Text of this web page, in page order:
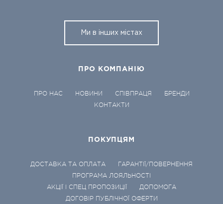
Ми в інших містах
ПРО КОМПАНІЮ
ПРО НАС НОВИНИ СПІВПРАЦЯ
БРЕНДИ
КОНТАКТИ
ПОКУПЦЯМ
ДОСТАВКА ТА ОПЛАТА
ГАРАНТІЇ/ПОВЕРНЕННЯ
ПРОГРАМА ЛОЯЛЬНОСТІ
АКЦІЇ І СПЕЦ ПРОПОЗИЦІЇ
ДОПОМОГА
ДОГОВІР ПУБЛІЧНОЇ ОФЕРТИ